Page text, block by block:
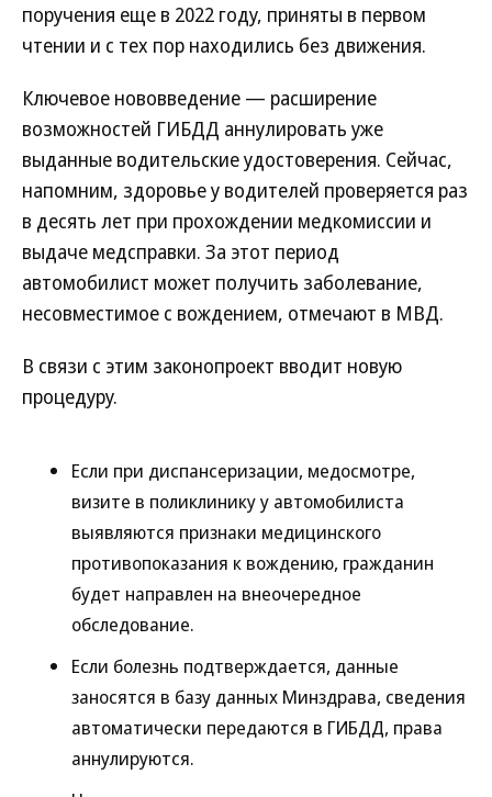
поручения еще в 2022 году, приняты в первом
чтении и с тех пор находились без движения.
Ключевое нововведение — расширение
возможностей ГИБДД аннулировать уже
выданные водительские удостоверения. Сейчас,
напомним, здоровье у водителей проверяется раз
в десять лет при прохождении медкомиссии и
выдаче медсправки. За этот период
автомобилист может получить заболевание,
несовместимое с вождением, отмечают в МВД.
В связи с этим законопроект вводит новую
процедуру.
Если при диспансеризации, медосмотре,
визите в поликлинику у автомобилиста
выявляются признаки медицинского
противопоказания к вождению, гражданин
будет направлен на внеочередное
обследование.
Если болезнь подтверждается, данные
заносятся в базу данных Минздрава, сведения
автоматически передаются в ГИБДД, права
аннулируются.